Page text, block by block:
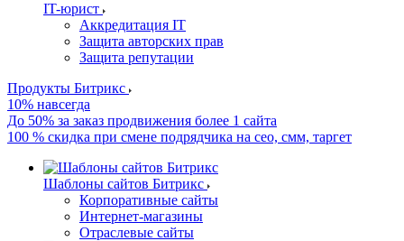
IT-юрист
Аккредитация IT
Защита авторских прав
Защита репутации
Продукты Битрикс
10% навсегда
До 50% за заказ продвижения более 1 сайта
100 % скидка при смене подрядчика на сео, смм, таргет
Шаблоны сайтов Битрикс
Корпоративные сайты
Интернет-магазины
Отраслевые сайты